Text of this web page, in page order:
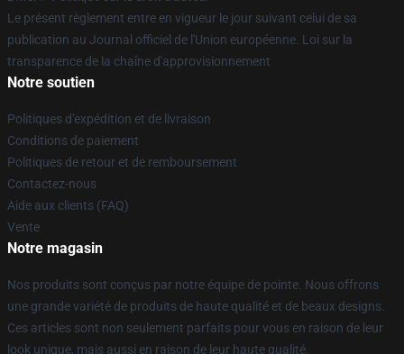
Le présent règlement entre en vigueur le jour suivant celui de sa
publication au Journal officiel de l'Union européenne. Loi sur la
transparence de la chaîne d'approvisionnement
Notre soutien
Politiques d'expédition et de livraison
Conditions de paiement
Politiques de retour et de remboursement
Contactez-nous
Aide aux clients (FAQ)
Vente
Notre magasin
Nos produits sont conçus par notre équipe de pointe. Nous offrons
une grande variété de produits de haute qualité et de beaux designs.
Ces articles sont non seulement parfaits pour vous en raison de leur
look unique, mais aussi en raison de leur haute qualité.